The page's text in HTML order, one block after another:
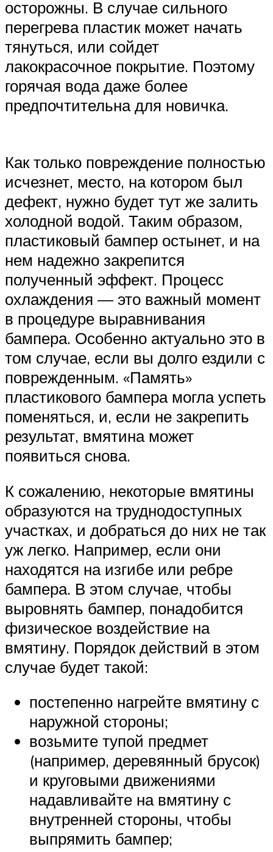
осторожны. В случае сильного
перегрева пластик может начать
тянуться, или сойдет
лакокрасочное покрытие. Поэтому
горячая вода даже более
предпочтительна для новичка.
Как только повреждение полностью
исчезнет, место, на котором был
дефект, нужно будет тут же залить
холодной водой. Таким образом,
пластиковый бампер остынет, и на
нем надежно закрепится
полученный эффект. Процесс
охлаждения — это важный момент
в процедуре выравнивания
бампера. Особенно актуально это в
том случае, если вы долго ездили с
поврежденным. «Память»
пластикового бампера могла успеть
поменяться, и, если не закрепить
результат, вмятина может
появиться снова.
К сожалению, некоторые вмятины
образуются на труднодоступных
участках, и добраться до них не так
уж легко. Например, если они
находятся на изгибе или ребре
бампера. В этом случае, чтобы
выровнять бампер, понадобится
физическое воздействие на
вмятину. Порядок действий в этом
случае будет такой:
постепенно нагрейте вмятину с
наружной стороны;
возьмите тупой предмет
(например, деревянный брусок)
и круговыми движениями
надавливайте на вмятину с
внутренней стороны, чтобы
выпрямить бампер;